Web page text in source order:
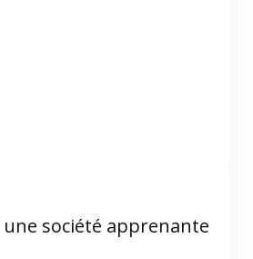
une société apprenante